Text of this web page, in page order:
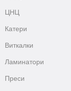
ЦНЦ
Катери
Виткалки
Ламинатори
Преси